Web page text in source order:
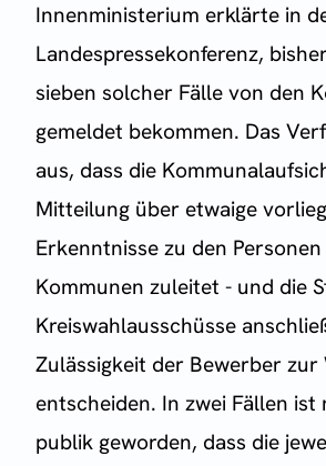
Innenministerium erklärte in
Landespressekonferenz,
sieben solcher Fälle von den
gemeldet bekommen. Das
aus, dass die
Mitteilung über etwaige
Erkenntnisse zu den
Kommunen zuleitet - und die
Kreiswahlausschüsse
Zulässigkeit der Bewerber zur
entscheiden. In zwei Fällen ist
publik geworden, dass die